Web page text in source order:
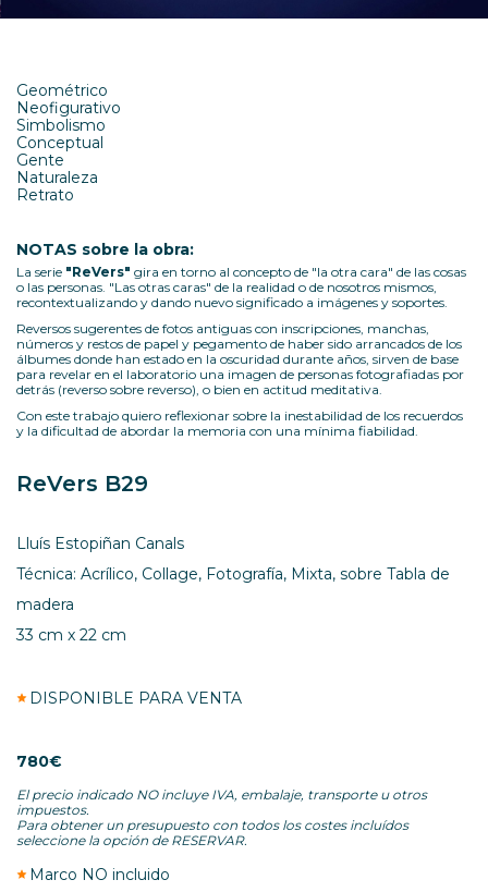
Geométrico
Neofigurativo
Simbolismo
Conceptual
Gente
Naturaleza
Retrato
NOTAS sobre la obra:
La serie "ReVers" gira en torno al concepto de "la otra cara" de las cosas
o las personas. "Las otras caras" de la realidad o de nosotros mismos,
recontextualizando y dando nuevo significado a imágenes y soportes.
Reversos sugerentes de fotos antiguas con inscripciones, manchas,
números y restos de papel y pegamento de haber sido arrancados de los
álbumes donde han estado en la oscuridad durante años, sirven de base
para revelar en el laboratorio una imagen de personas fotografiadas por
detrás (reverso sobre reverso), o bien en actitud meditativa.
Con este trabajo quiero reflexionar sobre la inestabilidad de los recuerdos
y la dificultad de abordar la memoria con una mínima fiabilidad.
ReVers B29
Lluís Estopiñan Canals
Técnica: Acrílico, Collage, Fotografía, Mixta, sobre Tabla de
madera
33 cm x 22 cm
DISPONIBLE PARA VENTA
780€
El precio indicado NO incluye IVA, embalaje, transporte u otros
impuestos.
Para obtener un presupuesto con todos los costes incluídos
seleccione la opción de RESERVAR.
Marco NO incluido